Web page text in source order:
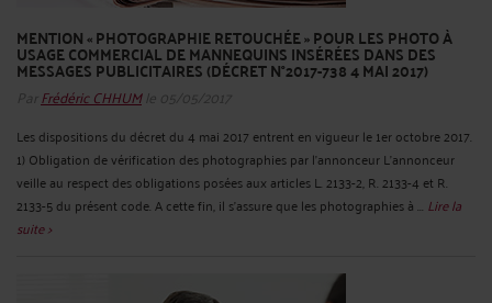
MENTION « PHOTOGRAPHIE RETOUCHÉE » POUR LES PHOTO À
USAGE COMMERCIAL DE MANNEQUINS INSÉRÉES DANS DES
MESSAGES PUBLICITAIRES (DÉCRET N°2017-738 4 MAI 2017)
Par Frédéric CHHUMle 05/05/2017
Les dispositions du décret du 4 mai 2017 entrent en vigueur le 1er octobre 2017.
1) Obligation de vérification des photographies par l’annonceur L'annonceur
veille au respect des obligations posées aux articles L. 2133-2, R. 2133-4 et R.
2133-5 du présent code. A cette fin, il s'assure que les photographies à ... Lire la
suite >